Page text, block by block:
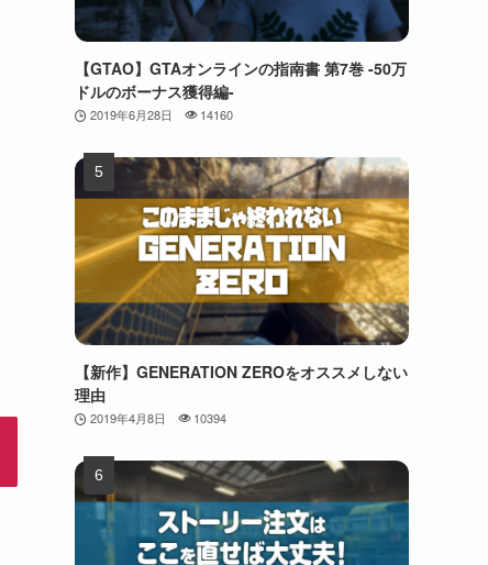
【GTAO】GTAオンラインの指南書 第7巻 -50万
ドルのボーナス獲得編-
2019年6月28日 14160
【新作】GENERATION ZEROをオススメしない
理由
2019年4月8日 10394